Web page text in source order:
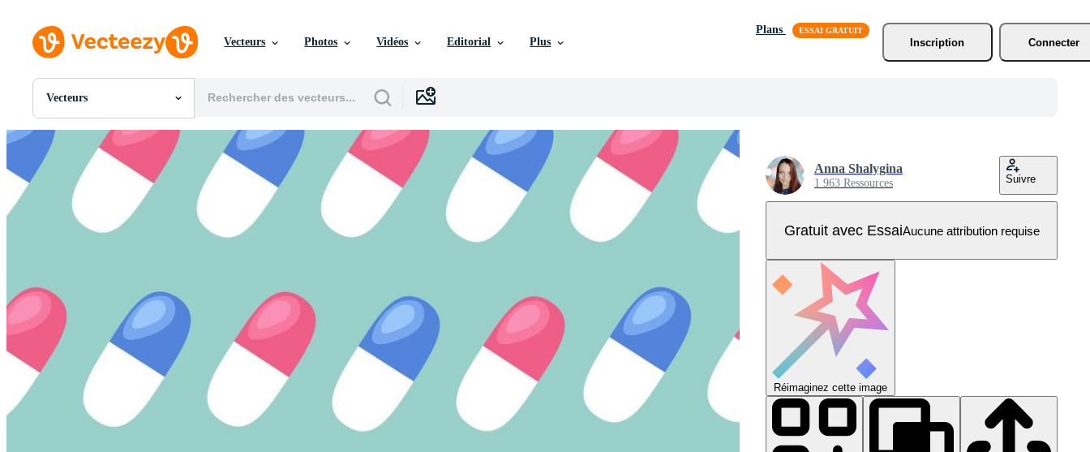
Vecteurs Photos Vidéos Editorial Plus
Plans
Inscription
Connecter
Vecteurs
Toutes Images
PNGs
PSDs
SVGs
Vecteurs
Vidéos
Anna Shalygina
1 963 Ressources Suivre
Gratuit avec EssaiAucune attribution requise
Réimaginez cette image